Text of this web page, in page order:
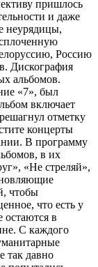
пришлось
и даже
неурядицы,
сплоченную
Россию
Дискография
альбомов.
«7», был
включает
отметку
концерты
В программу
в их
«Не стреляй»,
чтобы
что есть у
в
С каждого
давно